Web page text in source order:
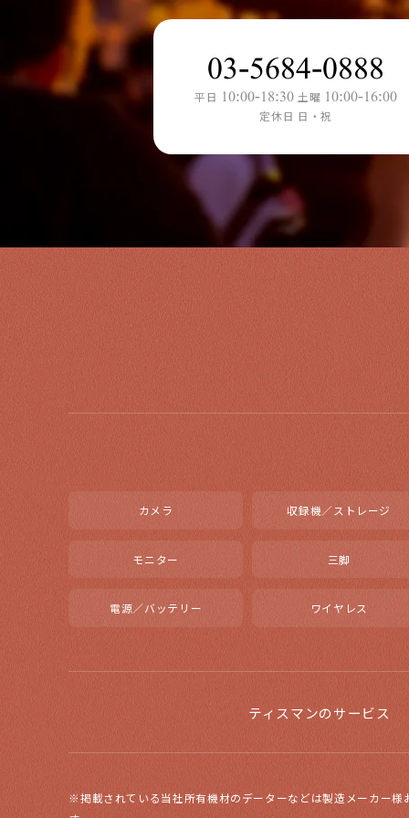
03-5684-0888
平日 10:00-18:30 土曜 10:00-16:00
定休日 日・祝
カメラ 収録機／ストレージ
モニター 三脚
電源／バッテリー ワイヤレス
ティスマンのサービス
※掲載されている当社所有機材のデーターなどは製造メーカー